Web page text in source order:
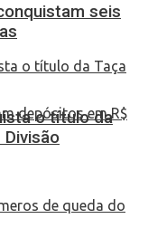
seis
o título da
Divisão